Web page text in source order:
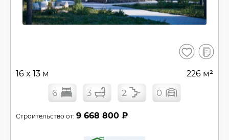
Сохранить
В
16 x 13 м 226 м²
6 3 2 0
Строительство от: 9 668 800 ₽